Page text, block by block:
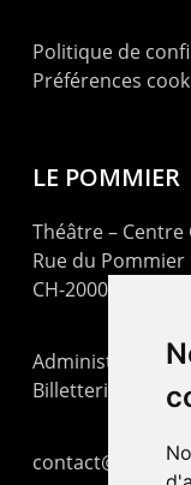
Politique de
Préférences
LE POMMIER
Théâtre –
Rue du Pommier
CH-2000 Neuchâtel
Administration :
Billetterie : +41